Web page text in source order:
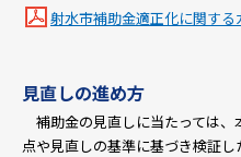
射水市補助金適正化に関する
見直しの進め方
補助金の見直しに当たっては
点や見直しの基準に基づき検証